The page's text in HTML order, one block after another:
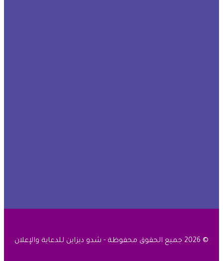
© 2026 جميع الحقوق محفوظة - شدو ديزاين للدعاية والإعلان